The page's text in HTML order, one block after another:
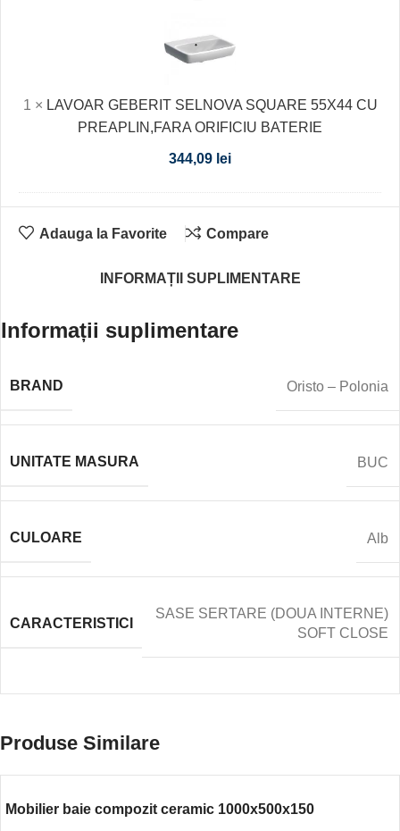
SELNOVA
SQUARE
CU
PREAPLIN,FARA
ORIFICIU
1 × LAVOAR GEBERIT SELNOVA SQUARE 55X44 CU
PREAPLIN,FARA ORIFICIU BATERIE
344,09 lei
Adauga la Favorite Compare
INFORMAȚII SUPLIMENTARE
Informații suplimentare
BRAND Oristo – Polonia
UNITATE MASURA BUC
CULOARE Alb
CARACTERISTICI
SASE SERTARE (DOUA INTERNE)
SOFT CLOSE
Produse Similare
Mobilier baie compozit ceramic 1000x500x150